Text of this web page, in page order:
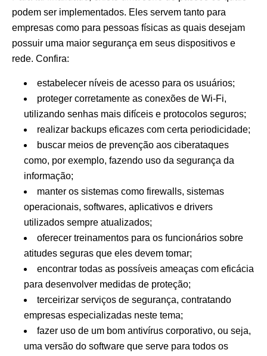
podem ser implementados. Eles servem tanto para
empresas como para pessoas físicas as quais desejam
possuir uma maior segurança em seus dispositivos e
rede. Confira:
estabelecer níveis de acesso para os usuários;
proteger corretamente as conexões de Wi-Fi,
utilizando senhas mais difíceis e protocolos seguros;
realizar backups eficazes com certa periodicidade;
buscar meios de prevenção aos ciberataques
como, por exemplo, fazendo uso da segurança da
informação;
manter os sistemas como firewalls, sistemas
operacionais, softwares, aplicativos e drivers
utilizados sempre atualizados;
oferecer treinamentos para os funcionários sobre
atitudes seguras que eles devem tomar;
encontrar todas as possíveis ameaças com eficácia
para desenvolver medidas de proteção;
terceirizar serviços de segurança, contratando
empresas especializadas neste tema;
fazer uso de um bom antivírus corporativo, ou seja,
uma versão do software que serve para todos os